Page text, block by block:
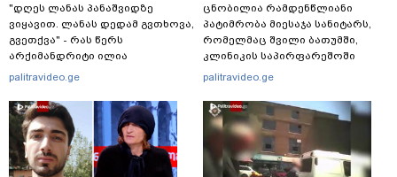
"დღეს ლანას პანაშვიდზე
ვიყავით. ლანას დედამ გვთხოვა,
გვეთქვა" - რას წერს
არქიმანდრიტი ილია
თოლორაია სოციალურ
palitravideo.ge
ცნობილია რამდენწლიანი
პატიმრობა მიესაჯა სანიტარს,
რომელმაც შვილი ბათუმში,
კლინიკის საპირფარეშოში
გააჩინა, შემდეგ კი დაზიანებები
palitravideo.ge